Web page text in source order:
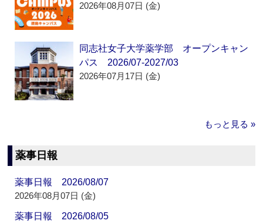
2026年08月07日 (金)
同志社女子大学薬学部 オープンキャン
パス 2026/07-2027/03
2026年07月17日 (金)
もっと見る »
薬事日報
薬事日報 2026/08/07
2026年08月07日 (金)
薬事日報 2026/08/05